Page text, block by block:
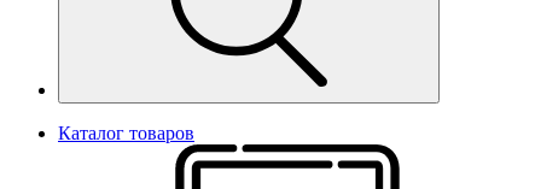
Каталог товаров